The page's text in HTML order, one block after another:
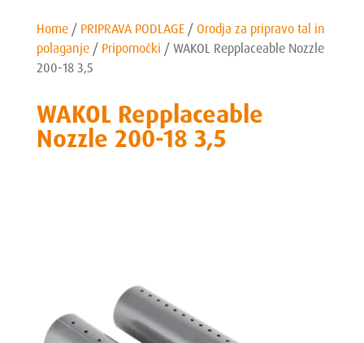
Home/ PRIPRAVA PODLAGE/ Orodja za pripravo tal in
polaganje/ Pripomočki / WAKOL Repplaceable Nozzle
200-18 3,5
WAKOL Repplaceable
Nozzle 200-18 3,5